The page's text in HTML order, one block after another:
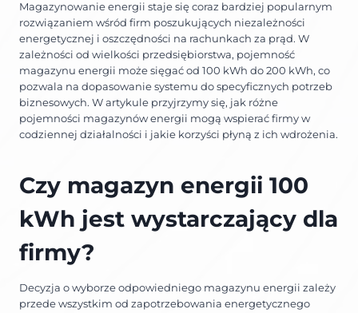
Magazynowanie energii staje się coraz bardziej popularnym
rozwiązaniem wśród firm poszukujących niezależności
energetycznej i oszczędności na rachunkach za prąd. W
zależności od wielkości przedsiębiorstwa, pojemność
magazynu energii może sięgać od 100 kWh do 200 kWh, co
pozwala na dopasowanie systemu do specyficznych potrzeb
biznesowych. W artykule przyjrzymy się, jak różne
pojemności magazynów energii mogą wspierać firmy w
codziennej działalności i jakie korzyści płyną z ich wdrożenia.
Czy magazyn energii 100
kWh jest wystarczający dla
firmy?
Decyzja o wyborze odpowiedniego magazynu energii zależy
przede wszystkim od zapotrzebowania energetycznego